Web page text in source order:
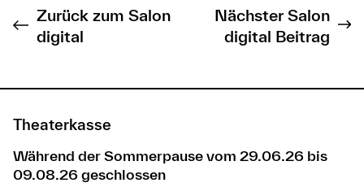
Zurück zum Salon
digital
Nächster Salon
digital Beitrag
Theaterkasse
Während der Sommerpause vom 29.06.26 bis
09.08.26 geschlossen